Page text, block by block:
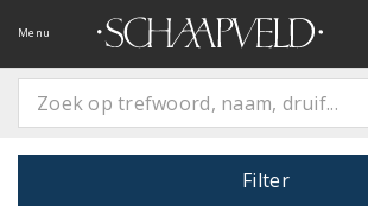
Menu
Filter